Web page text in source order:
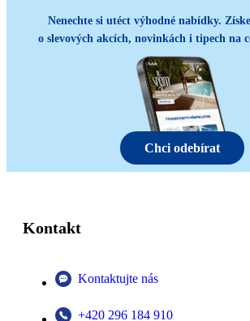
Nenechte si utéct výhodné nabídky.
o slevových akcích, novinkách i tipech na
Chci odebírat
Kontakt
Kontaktujte nás
+420 296 184 910